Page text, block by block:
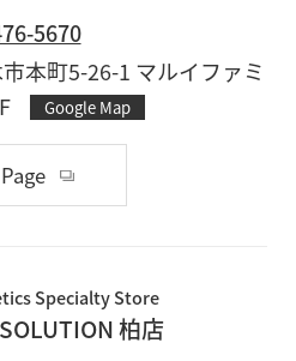
5670
本町5-26-1 マルイファミ
Google Map
Specialty Store
柏店